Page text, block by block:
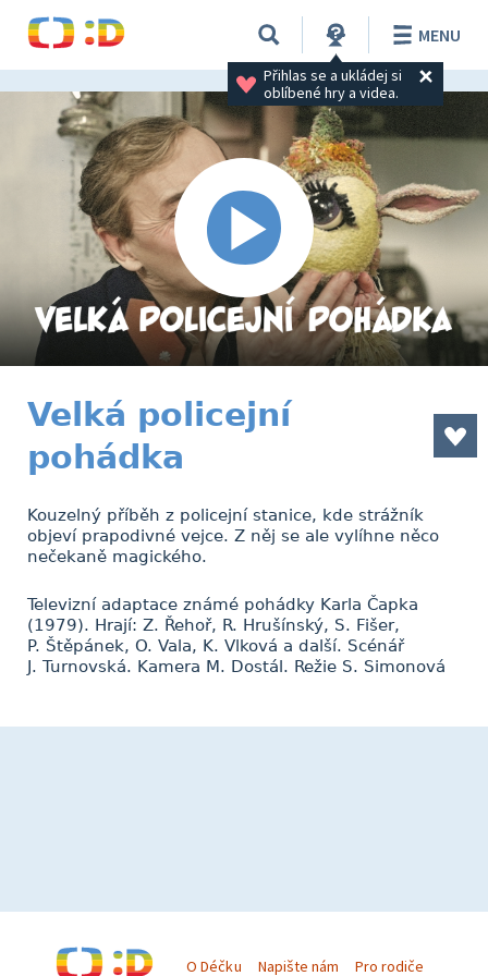
Přihlas se a ukládej si
oblíbené hry a videa.
MENU
Velká policejní
pohádka
Kouzelný příběh z policejní stanice, kde strážník
objeví prapodivné vejce. Z něj se ale vylíhne něco
nečekaně magického.
Televizní adaptace známé pohádky Karla Čapka
(1979). Hrají: Z. Řehoř, R. Hrušínský, S. Fišer,
P. Štěpánek, O. Vala, K. Vlková a další. Scénář
J. Turnovská. Kamera M. Dostál. Režie S. Simonová
O Déčku Napište nám Pro rodiče